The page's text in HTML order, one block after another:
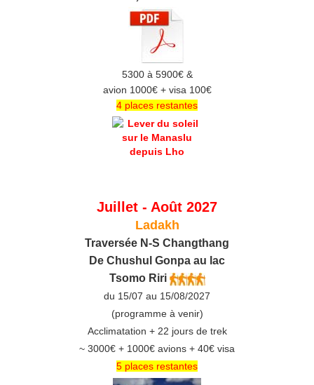
5300 à 5900€ &
avion 1000€ + visa 100€
4 places restantes
Juillet - Août 2027
Ladakh
Traversée N-S Changthang
De C hushul Gonpa au lac
Tsomo Riri
du 15/07 au 15/08/2027
(programme à venir)
Acclimatation + 22 jours de trek
~ 3000€ + 1000€ avions + 40€ visa
5 places restantes